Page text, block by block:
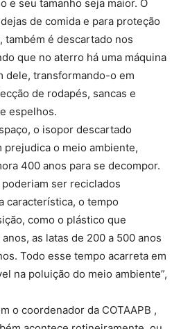
e seu tamanho seja maior. O
de comida e para proteção
também é descartado nos
que no aterro há uma máquina
dele, transformando-o em
de rodapés, sancas e
espelhos.
o isopor descartado
o meio ambiente,
400 anos para se decompor.
ser reciclados
característica, o tempo
como o plástico que
as latas de 200 a 500 anos
Todo esse tempo acarreta em
na poluição do meio ambiente”,
o coordenador da COTAAPB ,